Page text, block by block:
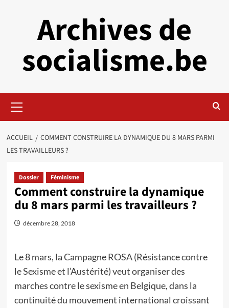
Archives de
socialisme.be
principal
ACCUEIL
COMMENT CONSTRUIRE LA DYNAMIQUE DU 8 MARS PARMI
LES TRAVAILLEURS ?
Dossier Féminisme
Comment construire la dynamique
du 8 mars parmi les travailleurs ?
décembre 28, 2018
Le 8 mars, la Campagne ROSA (Résistance contre
le Sexisme et l’Austérité) veut organiser des
marches contre le sexisme en Belgique, dans la
continuité du mouvement international croissant